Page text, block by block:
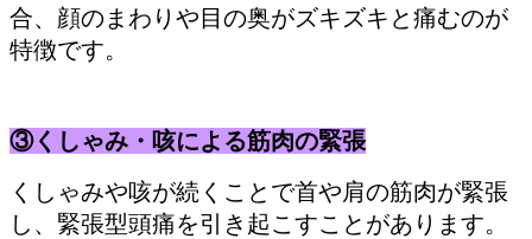
合、顔のまわりや目の奥がズキズキと痛むのが
特徴です。
③くしゃみ・咳による筋肉の緊張
くしゃみや咳が続くことで首や肩の筋肉が緊張
し、緊張型頭痛を引き起こすことがあります。